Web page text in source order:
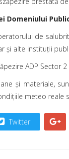
Domeniului
de
şi alte instituţii
ADP Sector
şi materiale,
meteo reale
Twitter